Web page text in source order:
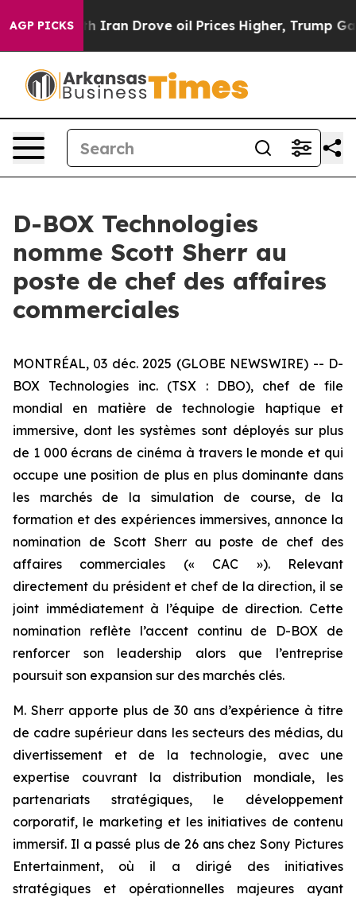
AGP PICKS
With Iran Drove oil Prices Higher, Trump Gave
D-BOX Technologies
nomme Scott Sherr au
poste de chef des affaires
commerciales
MONTRÉAL, 03 déc. 2025 (GLOBE NEWSWIRE) -- D-
BOX Technologies inc. (TSX : DBO), chef de file
mondial en matière de technologie haptique et
immersive, dont les systèmes sont déployés sur plus
de 1 000 écrans de cinéma à travers le monde et qui
occupe une position de plus en plus dominante dans
les marchés de la simulation de course, de la
formation et des expériences immersives, annonce la
nomination de Scott Sherr au poste de chef des
affaires commerciales (« CAC »). Relevant
directement du président et chef de la direction, il se
joint immédiatement à l’équipe de direction. Cette
nomination reflète l’accent continu de D-BOX de
renforcer son leadership alors que l’entreprise
poursuit son expansion sur des marchés clés.
M. Sherr apporte plus de 30 ans d’expérience à titre
de cadre supérieur dans les secteurs des médias, du
divertissement et de la technologie, avec une
expertise couvrant la distribution mondiale, les
partenariats stratégiques, le développement
corporatif, le marketing et les initiatives de contenu
immersif. Il a passé plus de 26 ans chez Sony Pictures
Entertainment, où il a dirigé des initiatives
stratégiques et opérationnelles majeures ayant